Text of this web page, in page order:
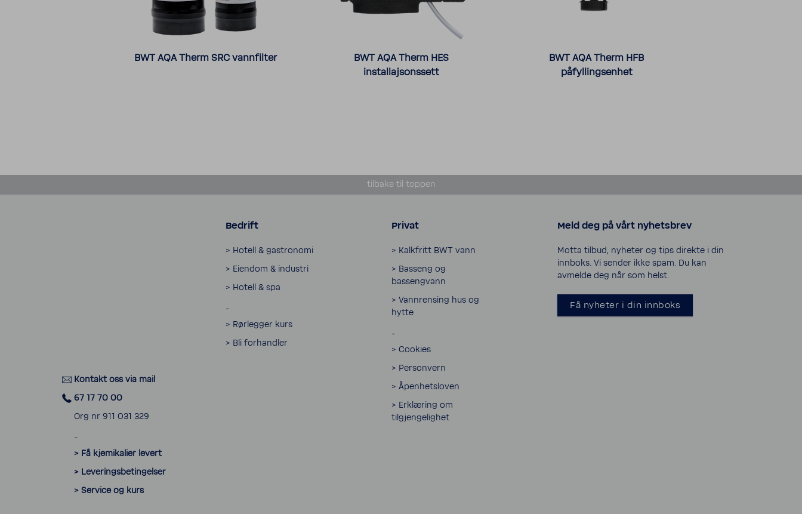
BWT AQA Therm SRC vannfilter
BWT AQA Therm HES
installajsonssett
BWT AQA Therm HFB
påfyllingsenhet
tilbake til toppen
Kontakt oss via mail
67 17 70 00
Org nr 911 031 329
> Få kjemikalier levert
> Leveringsbetingelser
> Service og kurs
Bedrift
> Hotell & gastronomi
> Eiendom & industri
> Hotell & spa
> Rørlegger kurs
> Bli forhandler
Privat
> Kalkfritt BWT vann
> Basseng og
bassengvann
> Vannrensing hus og
hytte
> Cookies
> Personvern
> Åpenhetsloven
> Erklæring om
tilgjengelighet
Meld deg på vårt nyhetsbrev
Motta tilbud, nyheter og tips direkte i din
innboks. Vi sender ikke spam. Du kan
avmelde deg når som helst.
Få nyheter i din innboks